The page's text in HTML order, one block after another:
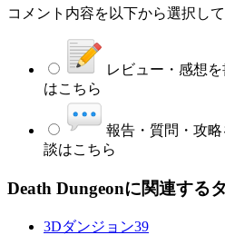
コメント内容を以下から選択し
レビュー・感想を
はこちら
報告・質問・攻略
談はこちら
Death Dungeonに関連する
3Dダンジョン39